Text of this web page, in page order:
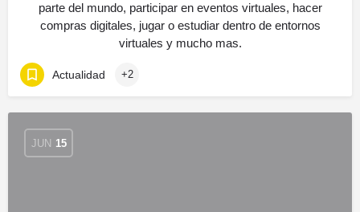
parte del mundo, participar en eventos virtuales, hacer
compras digitales, jugar o estudiar dentro de entornos
virtuales y mucho mas.
Actualidad +2
JUN 15